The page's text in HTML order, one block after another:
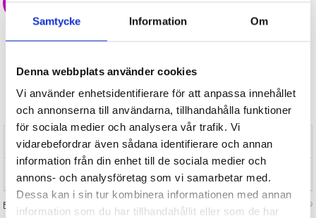
Samtycke Information Om
Denna webbplats använder cookies
Vi använder enhetsidentifierare för att anpassa innehållet
och annonserna till användarna, tillhandahålla funktioner
för sociala medier och analysera vår trafik. Vi
vidarebefordrar även sådana identifierare och annan
information från din enhet till de sociala medier och
annons- och analysföretag som vi samarbetar med.
Dessa kan i sin tur kombinera informationen med annan
information som du har tillhandahållit eller som de har
BEVAKA
Tillfälligt Slut
Preliminärt åter i lager: Okänt
RECENSIONER (0)
TIPSA
FRÅGA OSS OM VARAN Art. nr 127229